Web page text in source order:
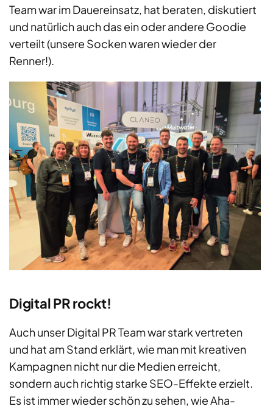
Team war im Dauereinsatz, hat beraten, diskutiert
und natürlich auch das ein oder andere Goodie
verteilt (unsere Socken waren wieder der
Renner!).
Digital PR rockt!
Auch unser Digital PR Team war stark vertreten
und hat am Stand erklärt, wie man mit kreativen
Kampagnen nicht nur die Medien erreicht,
sondern auch richtig starke SEO-Effekte erzielt.
Es ist immer wieder schön zu sehen, wie Aha-